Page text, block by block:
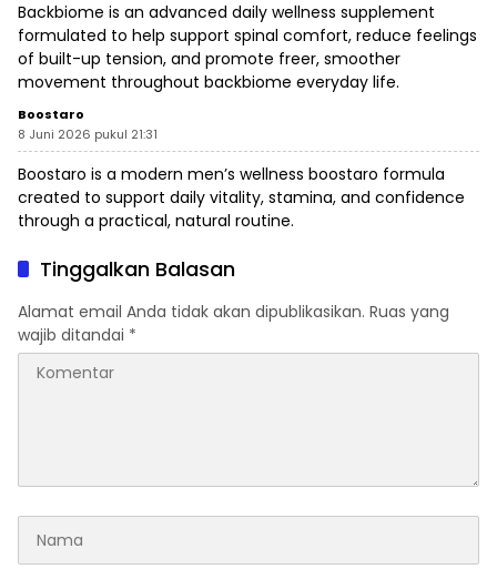
Backbiome is an advanced daily wellness supplement
formulated to help support spinal comfort, reduce feelings
of built-up tension, and promote freer, smoother
movement throughout backbiome everyday life.
Boostaro
8 Juni 2026 pukul 21:31
Boostaro is a modern men’s wellness boostaro formula
created to support daily vitality, stamina, and confidence
through a practical, natural routine.
Tinggalkan Balasan
Alamat email Anda tidak akan dipublikasikan. Ruas yang
wajib ditandai *